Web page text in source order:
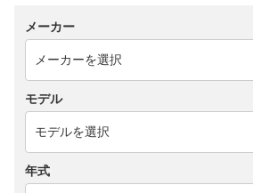
メーカー
モデル
年式